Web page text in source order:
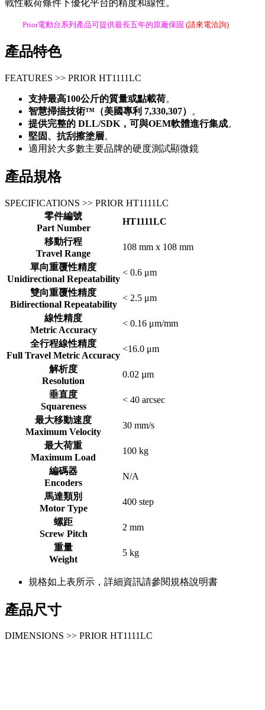
戰性載荷條件下優化平台的精度和線性。
Prior電動台系列產品可提供最長五年的原廠保固 (請來電洽詢)
產品特色
FEATURES >> PRIOR HT1111LC
支持最高100公斤的質量或點載荷。
智慧掃描技術™（美國專利 7,330,307）
。
提供完整的 DLL/SDK，可與OEM軟體進行集成。
堅固、抗刮擦塗層。
適用於大多數主要品牌的硬度測試顯微鏡
產品規格
SPECIFICATIONS >> PRIOR HT1111LC
零件編號
Part Number
HT1111LC
移動行程
Travel Range
108 mm x 108 mm
單向重覆性精度
Unidirectional Repeatability
< 0.6 μm
雙向重覆性精度
Bidirectional Repeatability
< 2.5 μm
線性精度
Metric Accuracy
< 0.16 μm/mm
全行程線性精度
Full Travel Metric Accuracy
<16.0 μm
解析度
Resolution
0.02 µm
垂直度
Squareness
< 40 arcsec
最大移動速度
Maximum Velocity
30 mm/s
最大荷重
Maximum Load
100 kg
編碼器
Encoders
N/A
馬達類別
Motor Type
400 step
螺距
Screw Pitch
2 mm
重量
Weight
5 kg
規格如上表所示，詳細資訊請參閱規格說明書
產品尺寸
DIMENSIONS >> PRIOR HT1111LC